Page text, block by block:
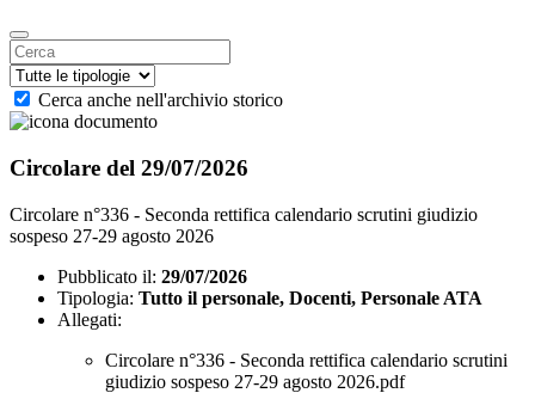
Cerca anche nell'archivio storico
Circolare del 29/07/2026
Circolare n°336 - Seconda rettifica calendario scrutini giudizio
sospeso 27-29 agosto 2026
Pubblicato il: 29/07/2026
Tipologia: Tutto il personale, Docenti, Personale ATA
Allegati:
Circolare n°336 - Seconda rettifica calendario scrutini
giudizio sospeso 27-29 agosto 2026.pdf